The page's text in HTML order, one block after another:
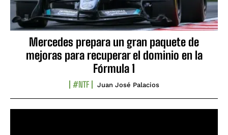
Mercedes prepara un gran paquete de
mejoras para recuperar el dominio en la
Fórmula 1
#NTF Juan José Palacios